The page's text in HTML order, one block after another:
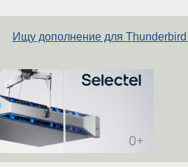
Ищу дополнение для Thunderbird